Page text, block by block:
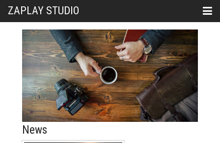
ZAPLAY STUDIO
News